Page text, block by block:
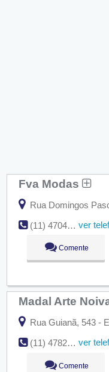
Fva Modas
Rua Domingos
(11) 4704-4784
ver
Comente
Madal Arte
Rua Guianã, 543 -
(11) 4782-1770
ver
Comente